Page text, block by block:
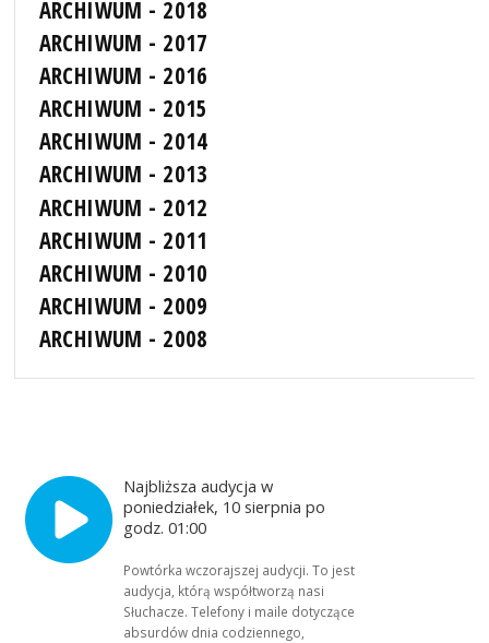
ARCHIWUM - 2018
ARCHIWUM - 2017
ARCHIWUM - 2016
ARCHIWUM - 2015
ARCHIWUM - 2014
ARCHIWUM - 2013
ARCHIWUM - 2012
ARCHIWUM - 2011
ARCHIWUM - 2010
ARCHIWUM - 2009
ARCHIWUM - 2008
Najbliższa audycja w
poniedziałek, 10 sierpnia po
godz. 01:00
Powtórka wczorajszej audycji. To jest
audycja, którą współtworzą nasi
Słuchacze. Telefony i maile dotyczące
absurdów dnia codziennego,